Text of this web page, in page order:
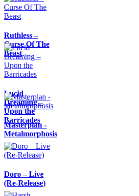
Ruthless –
Curse Of The
Beast
Lucid
Dreaming –
Upon the
Barricades
Masterplan -
Metalmorphosis
Doro – Live
(Re-Release)